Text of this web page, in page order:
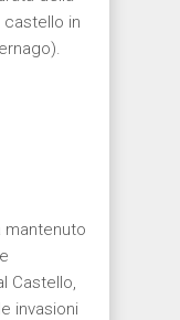
castello in
Castello,
invasioni